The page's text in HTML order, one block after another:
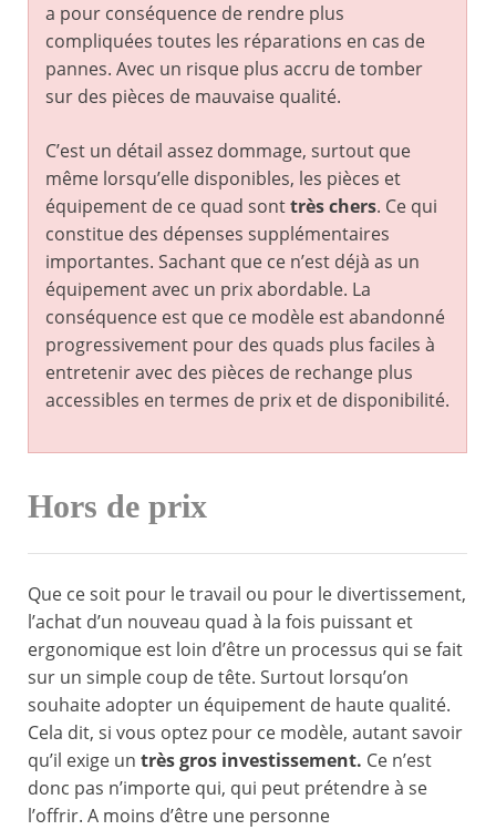
a pour conséquence de rendre plus
compliquées toutes les réparations en cas de
pannes. Avec un risque plus accru de tomber
sur des pièces de mauvaise qualité.
C’est un détail assez dommage, surtout que
même lorsqu’elle disponibles, les pièces et
équipement de ce quad sonttrès chers. Ce qui
constitue des dépenses supplémentaires
importantes. Sachant que ce n’est déjà as un
équipement avec un prix abordable. La
conséquence est que ce modèle est abandonné
progressivement pour des quads plus faciles à
entretenir avec des pièces de rechange plus
accessibles en termes de prix et de disponibilité.
Hors de prix
Que ce soit pour le travail ou pour le divertissement,
l’achat d’un nouveau quad à la fois puissant et
ergonomique est loin d’être un processus qui se fait
sur un simple coup de tête. Surtout lorsqu’on
souhaite adopter un équipement de haute qualité.
Cela dit, si vous optez pour ce modèle, autant savoir
qu’il exige un très gros investissement. Ce n’est
donc pas n’importe qui, qui peut prétendre à se
l’offrir. A moins d’être une personne